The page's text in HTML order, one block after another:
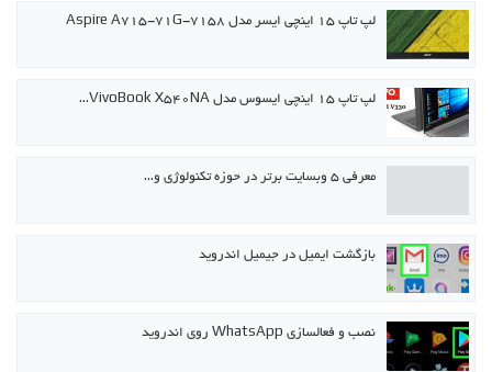
لپ تاپ ۱۵ اینچی ایسر مدل Aspire A715-71G-7158
لپ تاپ ۱۵ اینچی ایسوس مدل VivoBook X540NA…
معرفی ۵ وبسایت برتر در حوزه تکنولوژی و…
بازگشت ایمیل در جیمیل اندروید
نصب و فعالسازی WhatsApp روی اندروید